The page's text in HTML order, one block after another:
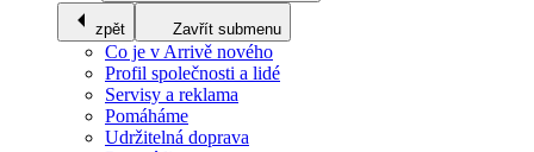
zpět Zavřít submenu
Co je v Arrivě nového
Profil společnosti a lidé
Servisy a reklama
Pomáháme
Udržitelná doprava